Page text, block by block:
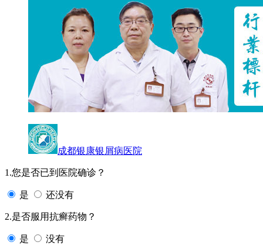
成都银康银屑病医院
1.您是否已到医院确诊？
是 还没有
2.是否服用抗癣药物？
是 没有